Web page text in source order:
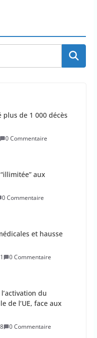
plus de 1 000 décès
0 Commentaire
aux
0 Commentaire
et hausse
0 Commentaire
du
de l’UE, face aux
0 Commentaire